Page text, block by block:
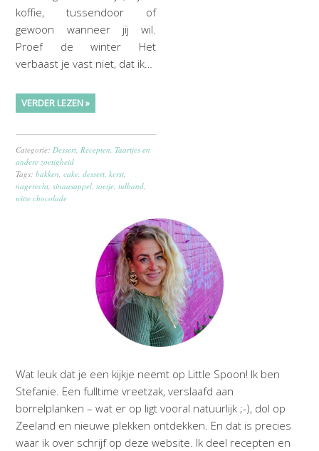
koffie, tussendoor of
gewoon wanneer jij wil.
Proef de winter Het
verbaast je vast niet, dat ik…
VERDER LEZEN »
Categorie: Dessert Recepten ,Taartjes en
andere zoetigheid
Tags:bakken ,cake ,dessert ,kerst
nagerecht ,sinaasappel ,toetje ,tulband
witte chocolade
Wat leuk dat je een kijkje neemt op Little Spoon! Ik ben
Stefanie. Een fulltime vreetzak, verslaafd aan
borrelplanken – wat er op ligt vooral natuurlijk ;-), dol op
Zeeland en nieuwe plekken ontdekken. En dat is precies
waar ik over schrijf op deze website. Ik deel recepten en